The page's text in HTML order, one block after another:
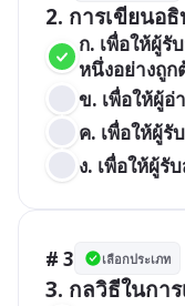
2. การเขียนอ
ก. เพื่อให้ผู้รั
หนึ่งอย่างถูก
ข. เพื่อให้ผู้อ่
ค. เพื่อให้ผู้รั
ง. เพื่อให้ผู้รั
# 3 เลือกประเภท
3. กลวิธีในกา